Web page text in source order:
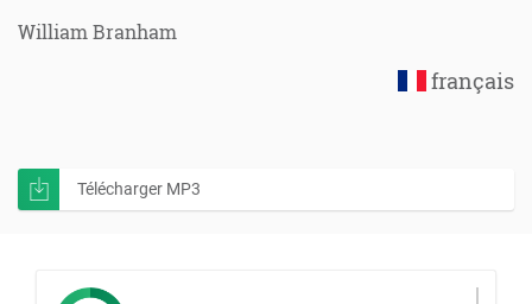
William Branham
français
Télécharger MP3